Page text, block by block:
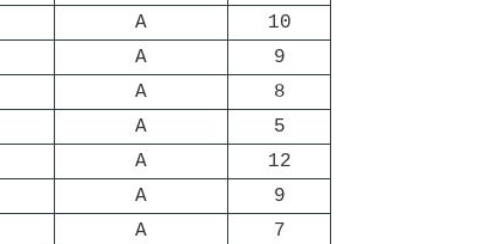
A
10
A
9
A
8
A
5
A
12
A
9
A
7